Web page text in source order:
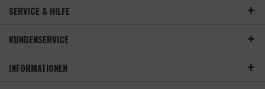
SERVICE & HILFE
KUNDENSERVICE
INFORMATIONEN